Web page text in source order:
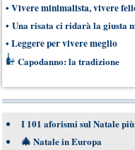
• Vivere minimalista, vivere
• Una risata ci ridarà la giusta
• Leggere per vivere meglio
Capodanno: la tradizione
I 101 aforismi sul Natale
🎄 Natale in Europa